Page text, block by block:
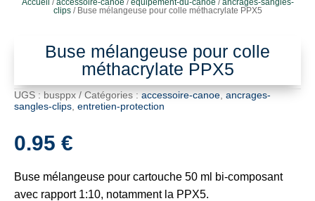
Accueil /accessoire-canoe /equipement-du-canoe /ancrages-sangles-
clips/ Buse mélangeuse pour colle méthacrylate PPX5
Buse mélangeuse pour colle
méthacrylate PPX5
UGS : busppx Catégories : accessoire-canoe ancrages-
sangles-clips entretien-protection
0.95 €
Buse mélangeuse pour cartouche 50 ml bi-composant
avec rapport 1:10, notamment la PPX5.